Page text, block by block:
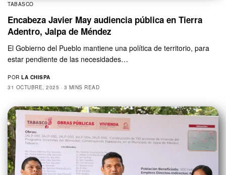
TABASCO
Encabeza Javier May audiencia pública en Tierra
Adentro, Jalpa de Méndez
El Gobierno del Pueblo mantiene una política de territorio, para
estar pendiente de las necesidades…
POR LA CHISPA
31 OCTUBRE, 2025
3 MINS READ